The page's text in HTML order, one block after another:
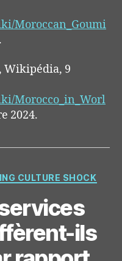
Moroccan_Goumi
Wikipédia, 9
Morocco_in_Worl
2024.
CULTURE SHOCK
ils